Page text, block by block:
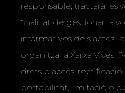
responsable, tractarà les
finalitat de gestionar la
informar-vos dels actes i
organitza la Xarxa Vives.
drets d’accés,
portabilitat, limitació o